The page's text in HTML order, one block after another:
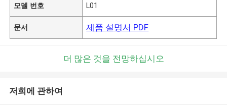
모델 번호 L01
문서 제품 설명서 PDF
더 많은 것을 전망하십시오
저희에 관하여